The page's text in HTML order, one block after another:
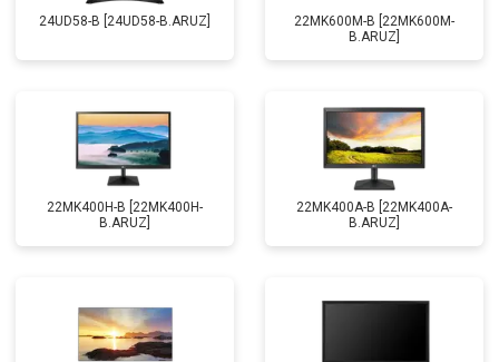
24UD58-B [24UD58-B.ARUZ]
22MK600M-B [22MK600M-
B.ARUZ]
22MK400H-B [22MK400H-
B.ARUZ]
22MK400A-B [22MK400A-
B.ARUZ]